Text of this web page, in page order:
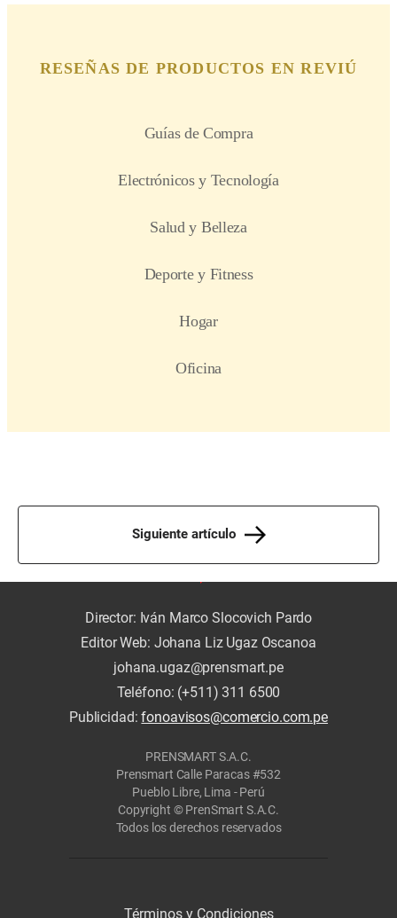
Siguiente artículo
Director: Iván Marco Slocovich Pardo
Editor Web: Johana Liz Ugaz Oscanoa
johana.ugaz@prensmart.pe
Teléfono: (+511) 311 6500
Publicidad:fonoavisos@comercio.com.pe
PRENSMART S.A.C.
Prensmart Calle Paracas #532
Pueblo Libre, Lima - Perú
Copyright © PrenSmart S.A.C.
Todos los derechos reservados
Términos y Condiciones